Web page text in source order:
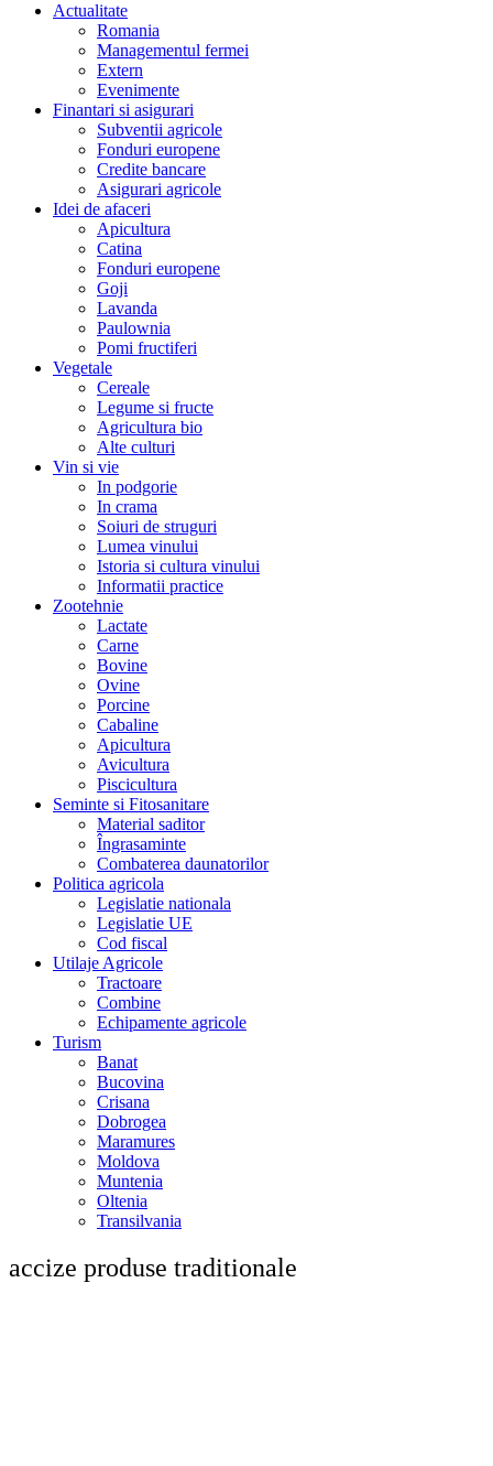
Actualitate
Romania
Managementul fermei
Extern
Evenimente
Finantari si asigurari
Subventii agricole
Fonduri europene
Credite bancare
Asigurari agricole
Idei de afaceri
Apicultura
Catina
Fonduri europene
Goji
Lavanda
Paulownia
Pomi fructiferi
Vegetale
Cereale
Legume si fructe
Agricultura bio
Alte culturi
Vin si vie
In podgorie
In crama
Soiuri de struguri
Lumea vinului
Istoria si cultura vinului
Informatii practice
Zootehnie
Lactate
Carne
Bovine
Ovine
Porcine
Cabaline
Apicultura
Avicultura
Piscicultura
Seminte si Fitosanitare
Material saditor
Îngrasaminte
Combaterea daunatorilor
Politica agricola
Legislatie nationala
Legislatie UE
Cod fiscal
Utilaje Agricole
Tractoare
Combine
Echipamente agricole
Turism
Banat
Bucovina
Crisana
Dobrogea
Maramures
Moldova
Muntenia
Oltenia
Transilvania
accize produse traditionale